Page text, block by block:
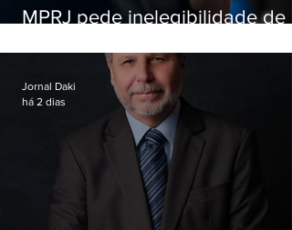
MPRJ pede inelegibilidade de
Jornal Daki
há 2 dias